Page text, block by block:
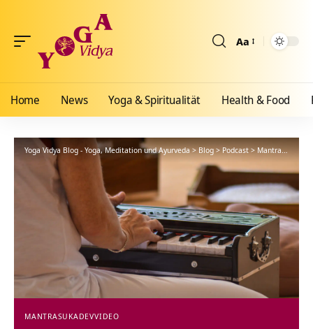
Aa
Home News Yoga & Spiritualität Health & Food
Yoga Vidya Blog - Yoga, Meditation und Ayurveda>Blog>Podcast>Mantra>Jay
MANTRASUKADEVVIDEO